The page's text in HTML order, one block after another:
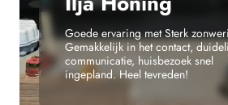
Goede ervaring met Sterk
Gemakkelijk in het contact,
communicatie, huisbezoek snel
ingepland. Heel tevreden!